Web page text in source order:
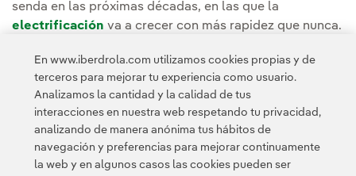
senda en las próximas décadas, en las que la
electrificación va a crecer con más rapidez que nunca.
El presidente de Iberdrola ha repasado la brillante
trayectoria de la compañía en las últimas décadas y ha
abordado lagestión del talento, factor clave para las
empresas en el siglo XXI.
En www.iberdrola.com utilizamos cookies propias y de
terceros para mejorar tu experiencia como usuario.
Analizamos la cantidad y la calidad de tus
interacciones en nuestra web respetando tu privacidad,
analizando de manera anónima tus hábitos de
navegación y preferencias para mejorar continuamente
la web y en algunos casos las cookies pueden ser